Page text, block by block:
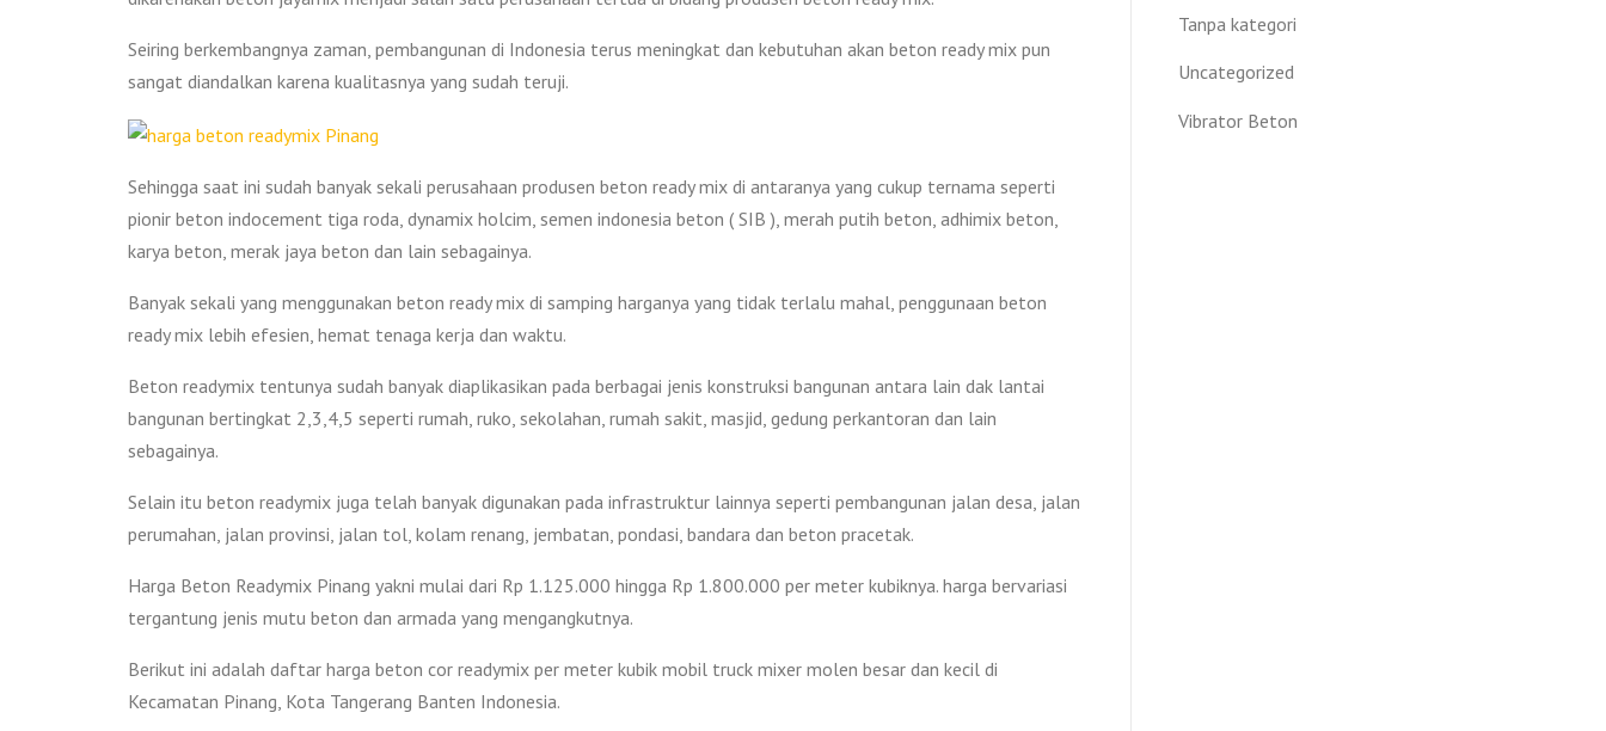
Seiring berkembangnya zaman, pembangunan di Indonesia terus meningkat dan kebutuhan akan beton ready mix pun
sangat diandalkan karena kualitasnya yang sudah teruji.
Sehingga saat ini sudah banyak sekali perusahaan produsen beton ready mix di antaranya yang cukup ternama seperti
pionir beton indocement tiga roda, dynamix holcim, semen indonesia beton ( SIB ), merah putih beton, adhimix beton,
karya beton, merak jaya beton dan lain sebagainya.
Banyak sekali yang menggunakan beton ready mix di samping harganya yang tidak terlalu mahal, penggunaan beton
ready mix lebih efesien, hemat tenaga kerja dan waktu.
Beton readymix tentunya sudah banyak diaplikasikan pada berbagai jenis konstruksi bangunan antara lain dak lantai
bangunan bertingkat 2,3,4,5 seperti rumah, ruko, sekolahan, rumah sakit, masjid, gedung perkantoran dan lain
sebagainya.
Selain itu beton readymix juga telah banyak digunakan pada infrastruktur lainnya seperti pembangunan jalan desa, jalan
perumahan, jalan provinsi, jalan tol, kolam renang, jembatan, pondasi, bandara dan beton pracetak.
Harga Beton Readymix Pinang yakni mulai dari Rp 1.125.000 hingga Rp 1.800.000 per meter kubiknya. harga bervariasi
tergantung jenis mutu beton dan armada yang mengangkutnya.
Berikut ini adalah daftar harga beton cor readymix per meter kubik mobil truck mixer molen besar dan kecil di
Kecamatan Pinang, Kota Tangerang Banten Indonesia.
Tanpa kategori
Uncategorized
Vibrator Beton